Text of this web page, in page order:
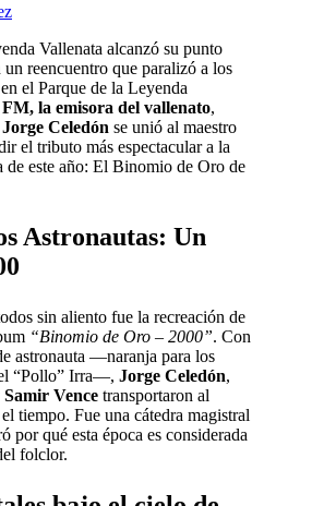
Vallenata alcanzó su punto
reencuentro que paralizó a los
el Parque de la Leyenda
la emisora del vallenato,
Jorge Celedón se unió al maestro
el tributo más espectacular a la
de este año: El Binomio de Oro de
Astronautas: Un
sin aliento fue la recreación de
“Binomio de Oro – 2000”. Con
astronauta —naranja para los
“Pollo” Irra—, Jorge Celedón,
Samir Vence transportaron al
tiempo. Fue una cátedra magistral
por qué esta época es considerada
folclor.